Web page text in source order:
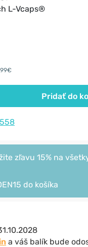
L-Vcaps®
Pridať do
zľavu 15% na
do košíka
a váš balík bude